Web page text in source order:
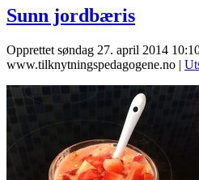
Sunn jordbæris
Opprettet søndag 27. april 2014
www.tilknytningspedagogene.no |